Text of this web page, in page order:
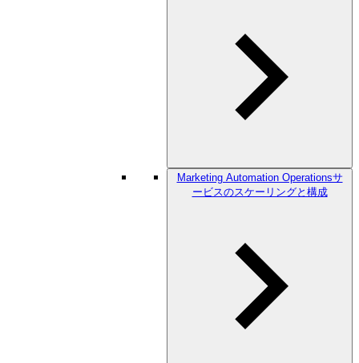
Marketing Automation Operationsサ
ービスのスケーリングと構成